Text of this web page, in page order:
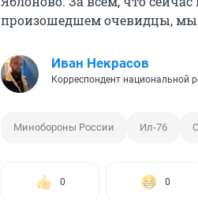
произошедшем очевидцы,
Иван Некрасов
Корреспондент национальной
Минобороны России Ил-76
0 0